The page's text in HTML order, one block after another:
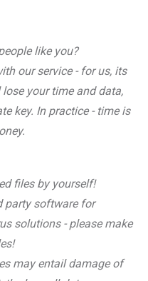
like you?
our service - for us, its
your time and data,
key. In practice - time is
files by yourself!
party software for
solutions - please make
may entail damage of